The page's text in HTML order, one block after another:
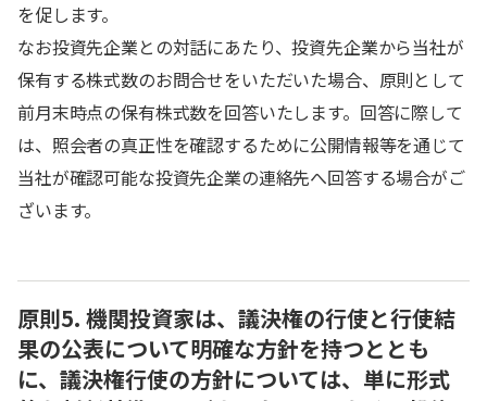
を促します。
なお投資先企業との対話にあたり、投資先企業から当社が
保有する株式数のお問合せをいただいた場合、原則として
前月末時点の保有株式数を回答いたします。回答に際して
は、照会者の真正性を確認するために公開情報等を通じて
当社が確認可能な投資先企業の連絡先へ回答する場合がご
ざいます。
原則5. 機関投資家は、議決権の行使と行使結
果の公表について明確な方針を持つととも
に、議決権行使の方針については、単に形式